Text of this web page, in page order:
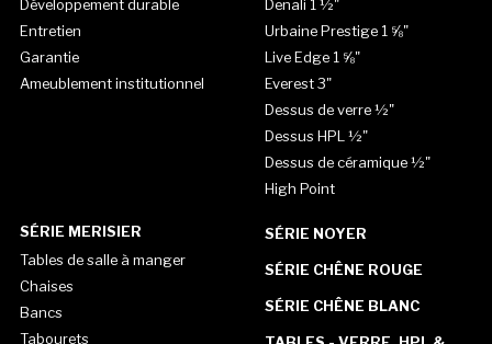
Développement durable
Entretien
Garantie
Ameublement institutionnel
Denali 1 ½"
Urbaine Prestige 1 ⅝"
Live Edge 1 ⅝"
Everest 3"
Dessus de verre ½"
Dessus HPL ½"
Dessus de céramique ½"
High Point
SÉRIE MERISIER
Tables de salle à manger
Chaises
Bancs
Tabourets
SÉRIE NOYER
SÉRIE CHÊNE ROUGE
SÉRIE CHÊNE BLANC